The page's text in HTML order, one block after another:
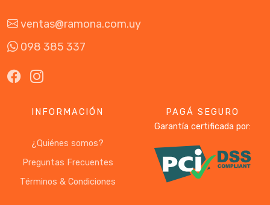
ventas@ramona.com.uy
098 385 337
INFORMACIÓN
¿Quiénes somos?
Preguntas Frecuentes
Términos & Condiciones
PAGÁ SEGURO
Garantía certificada por: